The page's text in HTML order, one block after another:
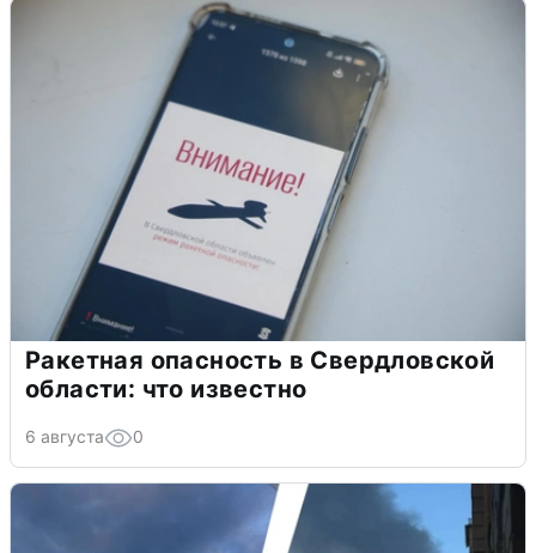
Ракетная опасность в Свердловской
области: что известно
6 августа 0